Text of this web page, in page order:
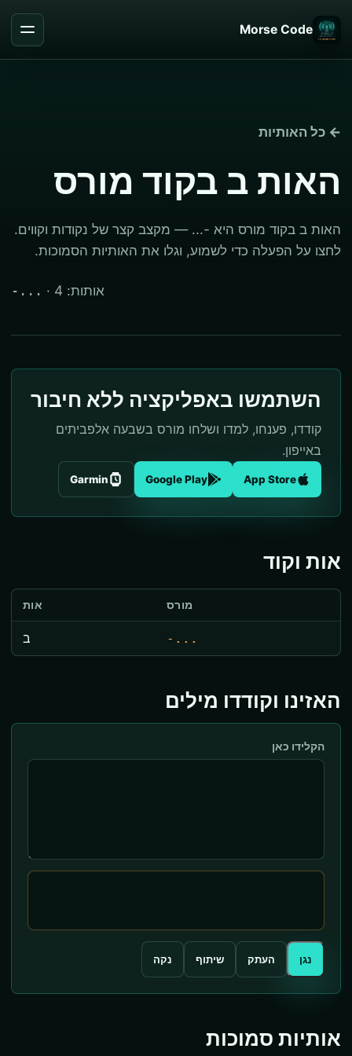
Morse Code
← כל האותיות
האות ב בקוד מורס
האות ב בקוד מורס היא -... — מקצב קצר של נקודות וקווים.
לחצו על הפעלה כדי לשמוע, וגלו את האותיות הסמוכות.
-... · אותות: 4
השתמשו באפליקציה ללא חיבור
קודדו, פענחו, למדו ושלחו מורס בשבעה אלפביתים
באייפון.
App Store
Google Play
Garmin
אות וקוד
אות מורס
ב -...
האזינו וקודדו מילים
הקלידו כאן
נגן העתק שיתוף נקה
אותיות סמוכות